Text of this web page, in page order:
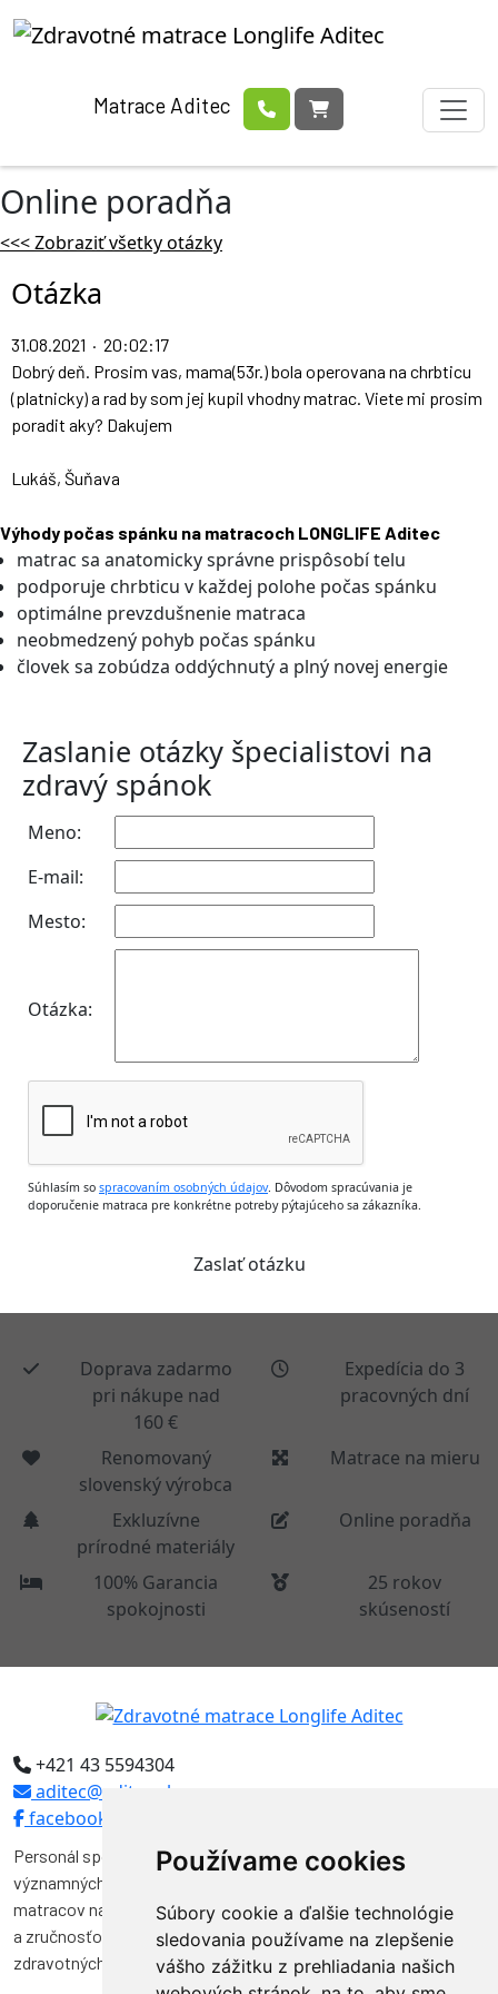
Používame cookies
Súbory cookie a ďalšie technológie
sledovania používame na zlepšenie
vášho zážitku z prehliadania našich
Matrace Aditec
Online poradňa
<<< Zobraziť všetky otázky
Otázka
31.08.2021 · 20:02:17
Dobrý deň. Prosim vas, mama(53r.) bola operovana na chrbticu
(platnicky) a rad by som jej kupil vhodny matrac. Viete mi prosim
poradit aky? Dakujem
Lukáš, Šuňava
Výhody počas spánku na matracoch LONGLIFE Aditec
matrac sa anatomicky správne prispôsobí telu
podporuje chrbticu v každej polohe počas spánku
optimálne prevzdušnenie matraca
neobmedzený pohyb počas spánku
človek sa zobúdza oddýchnutý a plný novej energie
Zaslanie otázky špecialistovi na
zdravý spánok
Meno:
E-mail:
Mesto:
Otázka:
Súhlasím so spracovaním osobných údajov. Dôvodom spracúvania je
doporučenie matraca pre konkrétne potreby pýtajúceho sa zákazníka.
Doprava zadarmo
pri nákupe nad
160 €
Expedícia do 3
pracovných dní
Renomovaný
slovenský výrobca
Matrace na mieru
Exkluzívne
prírodné materiály
Online poradňa
100% Garancia
spokojnosti
25 rokov
skúseností
+421 43 5594304
aditec@aditec.sk
facebook
Personál spoločnosti Aditec tvoria odborníci, ktorí pôsobili vo
významných funkciách v niekoľkých spoločnostiach na výrobu
matracov na Slovensku. Svojimi vedomosťami, skúsenosťami
a zručnosťou značnou mierou prispeli k vývoju a kvalite výroby
zdravotných matracov na Slovensku.